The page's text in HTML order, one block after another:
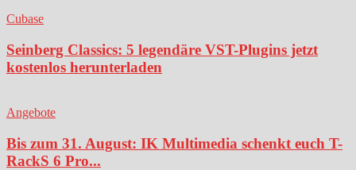
Cubase
Seinberg Classics: 5 legendäre VST-Plugins jetzt
kostenlos herunterladen
Angebote
Bis zum 31. August: IK Multimedia schenkt euch T-
RackS 6 Pro...